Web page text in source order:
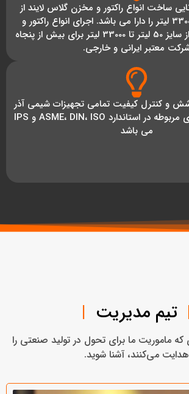
ساخت انواع راکتور و مخزن گلاس لایند از
سایز 50 لیتر تا 33000 لیتر را دارا می باشد. اجرای انواع راکتور و
مخزن گلاس لایند از سایز 50 لیتر تا 33000 لیتر برای بیش از پنجاه
معتبر ایرانی و خارجی.
و کنترل کیفیت تمامی تجهیزات شیمی آذر
جام مطابق با کدهای مربوطه در استاندارد ASME، DIN، ISO و IPS
می باشد
تیم مدیریت |
که ماموریت ما برای تحول در تولید صنعتی را
هدایت می‌کنند، آشنا شوید.